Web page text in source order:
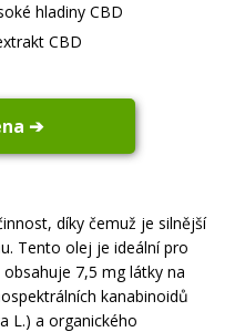
hladiny CBD
CBD
➔
díky čemuž je silnější
Tento olej je ideální pro
7,5 mg látky na
kanabinoidů
L.) a organického